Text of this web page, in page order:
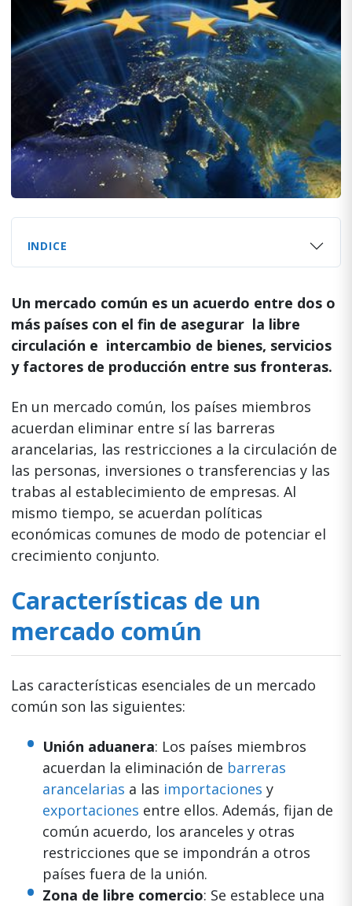
INDICE
Un mercado común es un acuerdo entre dos o
más países con el fin de asegurar la libre
circulación e intercambio de bienes, servicios
y factores de producción entre sus fronteras.
En un mercado común, los países miembros
acuerdan eliminar entre sí las barreras
arancelarias, las restricciones a la circulación de
las personas, inversiones o transferencias y las
trabas al establecimiento de empresas. Al
mismo tiempo, se acuerdan políticas
económicas comunes de modo de potenciar el
crecimiento conjunto.
Características de un
mercado común
Las características esenciales de un mercado
común son las siguientes:
Unión aduanera: Los países miembros
acuerdan la eliminación de barreras
arancelarias a las importaciones y
exportaciones entre ellos. Además, fijan de
común acuerdo, los aranceles y otras
restricciones que se impondrán a otros
países fuera de la unión.
Zona de libre comercio: Se establece una